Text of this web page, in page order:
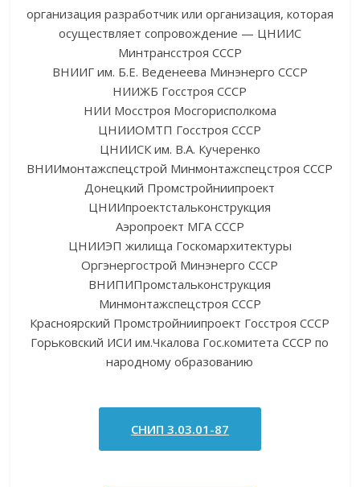
организация разработчик или организация, которая
осуществляет сопровождение — ЦНИИС
Минтрансстроя СССР
ВНИИГ им. Б.Е. Веденеева Минэнерго СССР
НИИЖБ Госстроя СССР
НИИ Мосстроя Мосгорисполкома
ЦНИИОМТП Госстроя СССР
ЦНИИСК им. В.А. Кучеренко
ВНИИмонтажспецстрой Минмонтажспецстроя СССР
Донецкий Промстройниипроект
ЦНИИпроектстальконструкция
Аэропроект МГА СССР
ЦНИИЭП жилища Госкомархитектуры
Оргэнергострой Минэнерго СССР
ВНИПИПромстальконструкция
Минмонтажспецстроя СССР
Красноярский Промстройниипроект Госстроя СССР
Горьковский ИСИ им.Чкалова Гос.комитета СССР по
народному образованию
СНИП 3.03.01-87